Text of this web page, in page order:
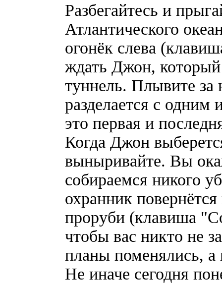
Разбегайтесь и
Атлантического
огонёк слева
ждать Джон,
туннель. Плывите
разделается с одним
это первая и
Когда Джон
выныривайте. Вы
собираемся никого
охранник
проруби (клавиша
чтобы вас никто не
планы поменялись, а
Не иначе сегодня